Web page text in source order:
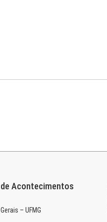
Acontecimentos
– UFMG